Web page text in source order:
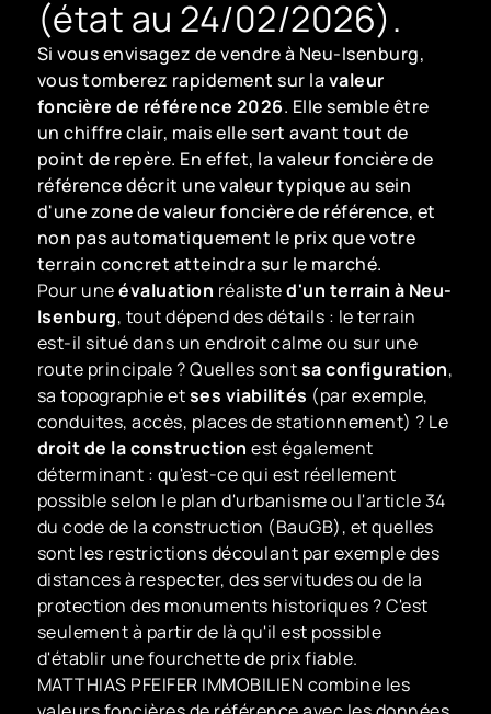
(état au 24/02/2026).
Si vous envisagez de vendre à Neu-Isenburg,
vous tomberez rapidement sur la valeur
foncière de référence 2026. Elle semble être
un chiffre clair, mais elle sert avant tout de
point de repère. En effet, la valeur foncière de
référence décrit une valeur typique au sein
d'une zone de valeur foncière de référence, et
non pas automatiquement le prix que votre
terrain concret atteindra sur le marché.
Pour uneévaluation réalisted'un terrain à Neu-
Isenburg, tout dépend des détails : le terrain
est-il situé dans un endroit calme ou sur une
route principale ? Quelles sontsa configuration,
sa topographie etses viabilités (par exemple,
conduites, accès, places de stationnement) ? Le
droit de la construction est également
déterminant : qu'est-ce qui est réellement
possible selon le plan d'urbanisme ou l'article 34
du code de la construction (BauGB), et quelles
sont les restrictions découlant par exemple des
distances à respecter, des servitudes ou de la
protection des monuments historiques ? C'est
seulement à partir de là qu'il est possible
d'établir une fourchette de prix fiable.
MATTHIAS PFEIFER IMMOBILIEN combine les